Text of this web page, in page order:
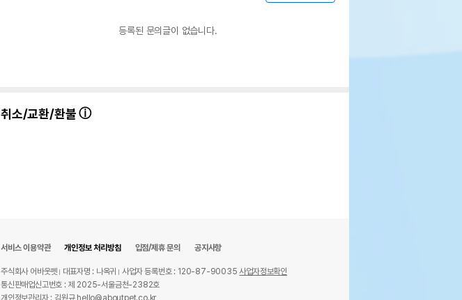
등록된 문의글이 없습니다.
취소/교환/환불
서비스 이용약관 개인정보 처리방침 입점/제휴 문의 공지사항
주식회사 어바웃펫 대표자명 : 나옥귀 사업자 등록번호 : 120-87-90035사업자정보확인
통신판매업신고번호 : 제 2025-서울금천-2382호
개인정보관리자 : 김원규 hello@aboutpet.co.kr